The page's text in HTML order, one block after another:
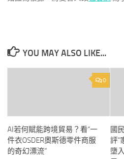
YOU MAY ALSO LIKE...
0
AI若何賦能跨境貿易？看“一
件衣OSDER奧斯德零件商服
的奇幻漂流”
國
評“
墮